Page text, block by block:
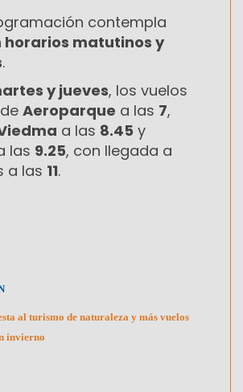
contempla
horarios matutinos y
.
y jueves, los vuelos
Aeroparque a las 7,
a las 8.45 y
las 9.25, con llegada a
a las 11.
al turismo de naturaleza y más vuelos
invierno